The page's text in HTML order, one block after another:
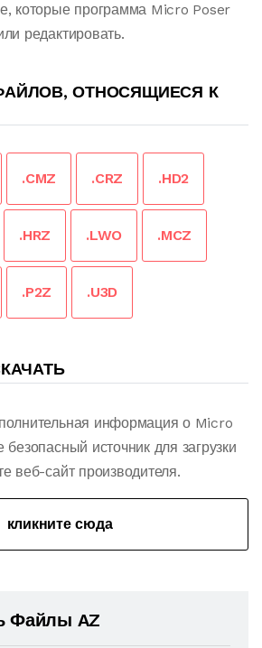
которые программа Micro Poser
редактировать.
ОТНОСЯЩИЕСЯ К
.CMZ .CRZ .HD2
.HRZ .LWO .MCZ
.P2Z .U3D
информация о Micro
источник для загрузки
веб-сайт производителя.
кликните сюда
Файлы AZ